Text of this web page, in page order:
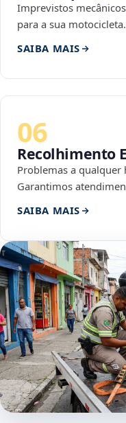
Imprevistos
para a sua motocicleta.
SAIBA MAIS
06
Recolhimento
Problemas a qualquer
Garantimos
SAIBA MAIS